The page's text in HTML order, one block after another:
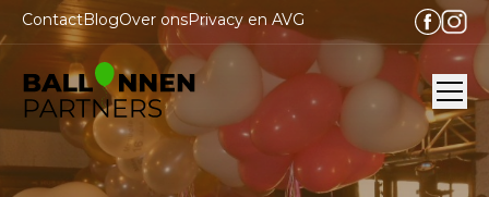
ContactBlogOver onsPrivacy en AVG